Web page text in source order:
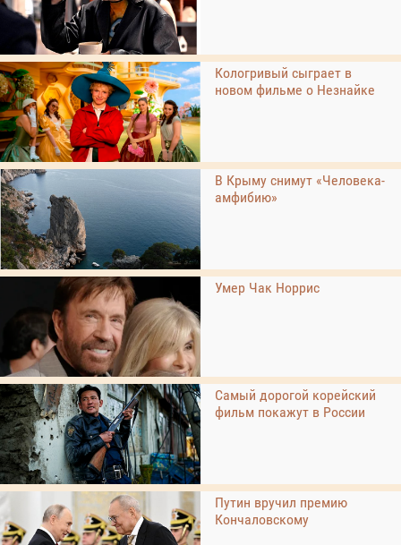
Кологривый сыграет в
новом фильме о Незнайке
В Крыму снимут «Человека-
амфибию»
Умер Чак Норрис
Самый дорогой корейский
фильм покажут в России
Путин вручил премию
Кончаловскому